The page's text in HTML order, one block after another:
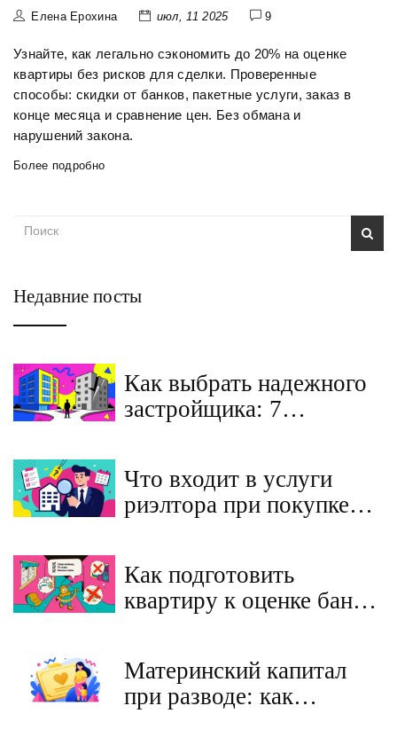
Елена Ерохина июл, 11 2025 9
Узнайте, как легально сэкономить до 20% на оценке
квартиры без рисков для сделки. Проверенные
способы: скидки от банков, пакетные услуги, заказ в
конце месяца и сравнение цен. Без обмана и
нарушений закона.
Более подробно
Недавние посты
Как выбрать надежного
застройщика: 7
рисков
Что входит в услуги
риэлтора при покупке
Как подготовить
квартиру к оценке банка
Материнский капитал
при разводе: как